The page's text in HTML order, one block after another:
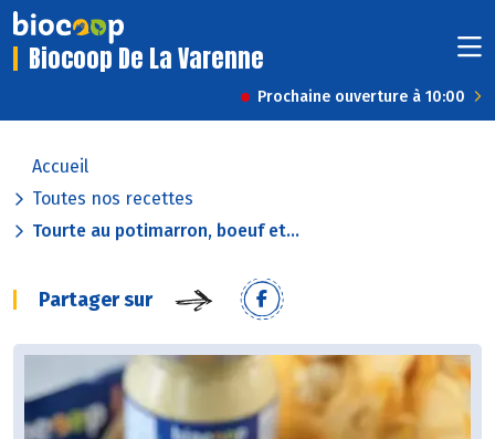
Biocoop De La Varenne
Prochaine ouverture à 10:00
Accueil
Toutes nos recettes
Tourte au potimarron, boeuf et...
Partager sur